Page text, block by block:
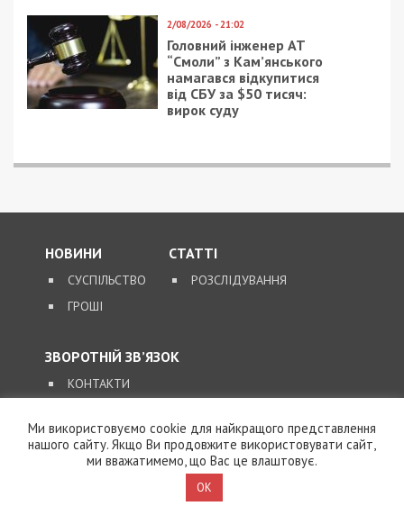
2/08/2026 - 21:02
Головний інженер АТ
“Смоли” з Кам’янського
намагався відкупитися
від СБУ за $50 тисяч:
вирок суду
НОВИНИ
СУСПІЛЬСТВО
ГРОШІ
СТАТТІ
РОЗСЛІДУВАННЯ
ЗВОРОТНІЙ ЗВ’ЯЗОК
КОНТАКТИ
SUPPORT@49000.COM.UA
© 2026, ВСІ ПРАВА ЗАХИЩЕНІ
Ми використовуємо cookie для найкращого представлення
нашого сайту. Якщо Ви продовжите використовувати сайт,
ми вважатимемо, що Вас це влаштовує.
OK